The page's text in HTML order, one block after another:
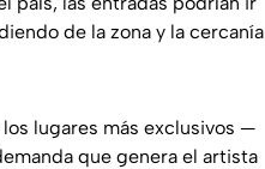
de la zona y la cercanía
lugares más exclusivos —
que genera el artista